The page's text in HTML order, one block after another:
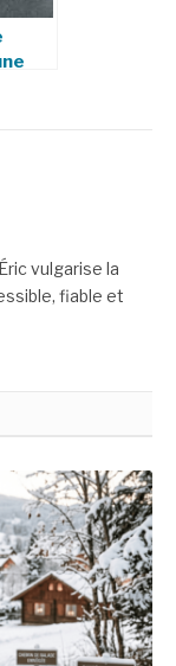
vulgarise la
fiable et